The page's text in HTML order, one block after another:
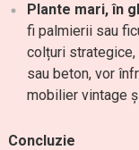
Plante mari, în
fi palmierii sau
colțuri
sau beton, vor
mobilier vintage
Concluzie